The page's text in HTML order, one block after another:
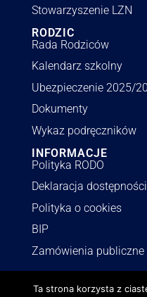
Stowarzyszenie LZN
RODZIC
Rada Rodziców
Kalendarz szkolny
Ubezpieczenie 2025/
Dokumenty
Wykaz podręczników
INFORMACJE
Polityka RODO
Deklaracja dostępności
Polityka o cookies
BIP
Zamówienia publiczne
Ta strona korzysta z